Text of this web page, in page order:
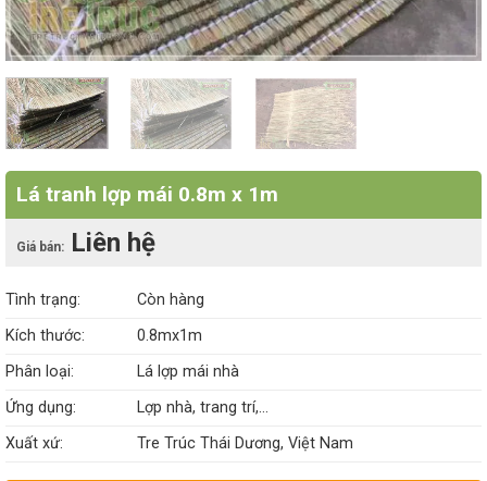
Lá tranh lợp mái 0.8m x 1m
Giá bán: Liên hệ
Tình trạng:
Còn hàng
Kích thước:
0.8mx1m
Phân loại:
Lá lợp mái nhà
Ứng dụng:
Lợp nhà, trang trí,…
Xuất xứ:
Tre Trúc Thái Dương, Việt Nam